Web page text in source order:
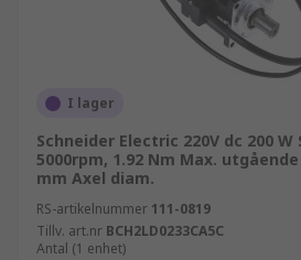
I lager
Schneider Electric 220V dc 200 W
5000rpm, 1.92 Nm Max.
mm Axel diam.
RS-artikelnummer 111-0819
Tillv. art.nr BCH2LD0233CA5C
Antal (1 enhet)